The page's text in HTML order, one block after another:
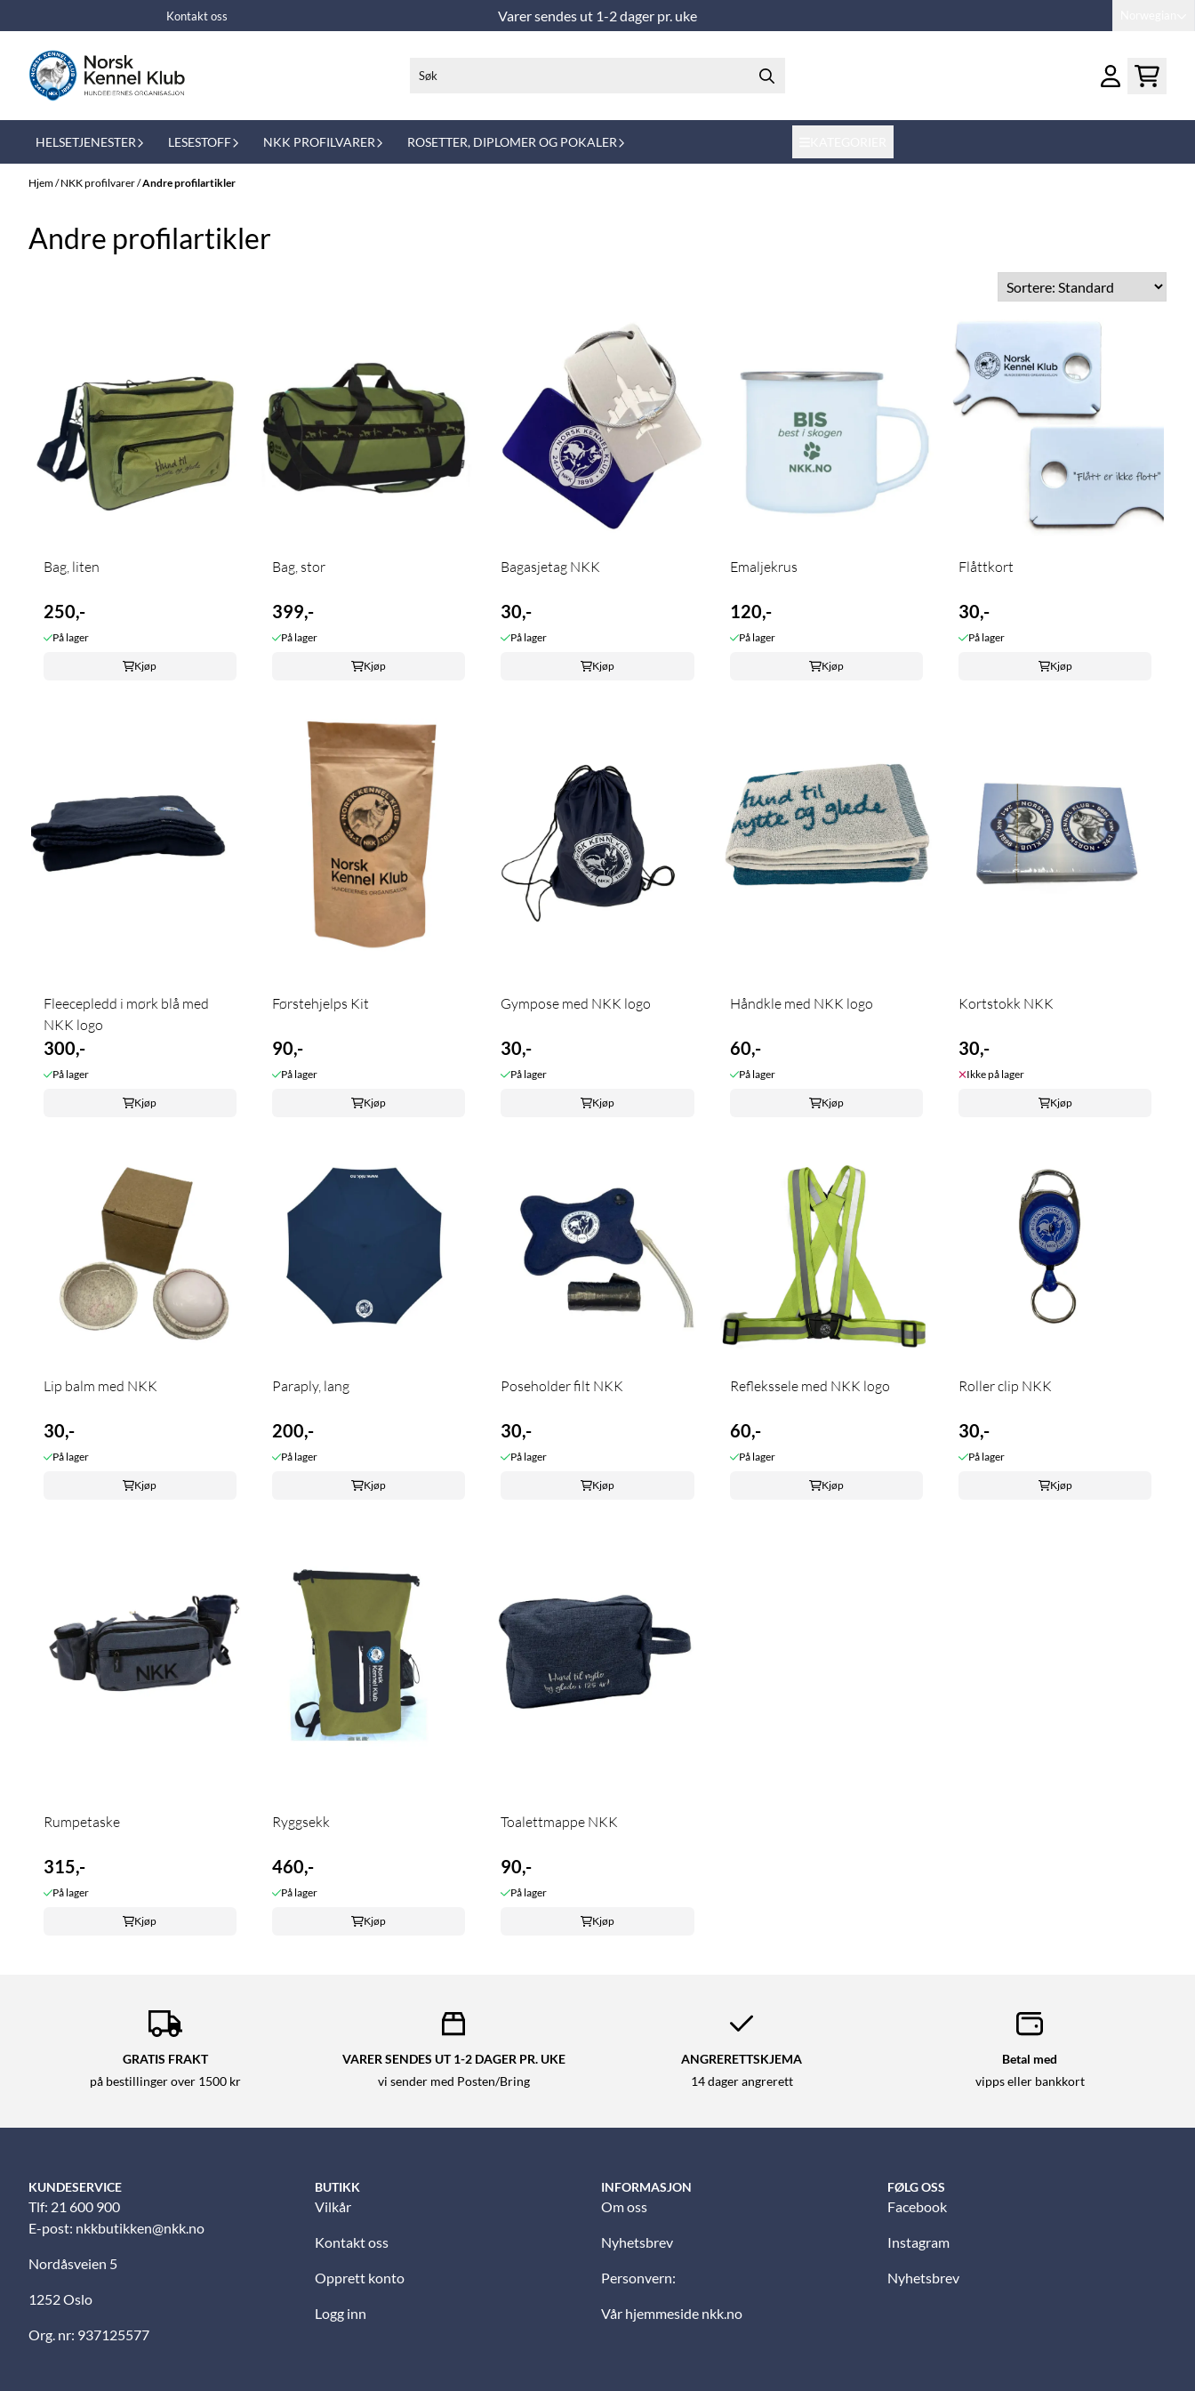
Kontakt oss Varer sendes ut 1-2 dager pr. uke
HELSETJENESTER LESESTOFF NKK PROFILVARER ROSETTER, DIPLOMER OG POKALER
Hjem/NKK profilvarer/Andre profilartikler
Andre profilartikler
Bag, liten
250,-
På lager
Kjøp
Bag, stor
399,-
På lager
Kjøp
Bagasjetag NKK
30,-
På lager
Kjøp
Emaljekrus
120,-
På lager
Kjøp
Flåttkort
30,-
På lager
Kjøp
Fleecepledd i mørk blå med
NKK logo
300,-
På lager
Kjøp
Førstehjelps Kit
90,-
På lager
Kjøp
Gympose med NKK logo
30,-
På lager
Kjøp
Håndkle med NKK logo
60,-
På lager
Kjøp
Kortstokk NKK
30,-
Ikke på lager
Kjøp
Lip balm med NKK
30,-
På lager
Kjøp
Paraply, lang
200,-
På lager
Kjøp
Poseholder filt NKK
30,-
På lager
Kjøp
Reflekssele med NKK logo
60,-
På lager
Kjøp
Roller clip NKK
30,-
På lager
Kjøp
Rumpetaske
315,-
På lager
Kjøp
Ryggsekk
460,-
På lager
Kjøp
Toalettmappe NKK
90,-
På lager
Kjøp
GRATIS FRAKT
på bestillinger over 1500 kr
VARER SENDES UT 1-2 DAGER PR. UKE
vi sender med Posten/Bring
ANGRERETTSKJEMA
14 dager angrerett
Betal med
vipps eller bankkort
KUNDESERVICE
Tlf: 21 600 900
E-post: nkkbutikken@nkk.no
Nordåsveien 5
1252 Oslo
Org. nr: 937125577
BUTIKK
Vilkår
Kontakt oss
Opprett konto
Logg inn
INFORMASJON
Om oss
Nyhetsbrev
Personvern:
Vår hjemmeside nkk.no
FØLG OSS
Facebook
Instagram
Nyhetsbrev